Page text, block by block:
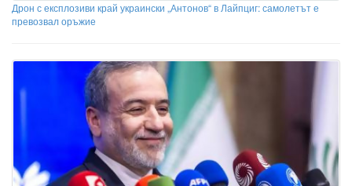
Дрон с експлозиви край украински „Антонов“ в Лайпциг: самолетът е
превозвал оръжие